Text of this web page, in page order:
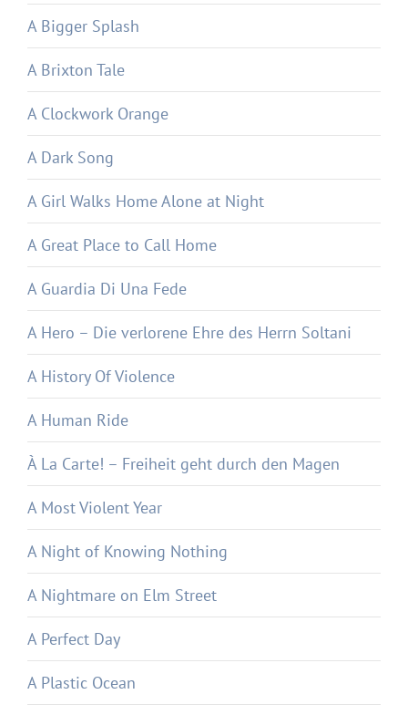
A Bigger Splash
A Brixton Tale
A Clockwork Orange
A Dark Song
A Girl Walks Home Alone at Night
A Great Place to Call Home
A Guardia Di Una Fede
A Hero – Die verlorene Ehre des Herrn Soltani
A History Of Violence
A Human Ride
À La Carte! – Freiheit geht durch den Magen
A Most Violent Year
A Night of Knowing Nothing
A Nightmare on Elm Street
A Perfect Day
A Plastic Ocean